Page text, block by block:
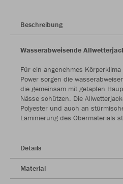
Beschreibung
Wasserabweisende
Für ein angenehmes
Power sorgen die
die gemeinsam mit getapten
Nässe schützen. Die
Polyester und auch an
Laminierung des Obermaterials
Details
Material